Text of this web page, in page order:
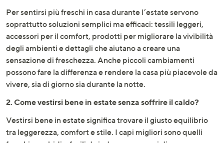
Per sentirsi più freschi in casa durante l’estate servono
soprattutto soluzioni semplici ma efficaci: tessili leggeri,
accessori per il comfort, prodotti per migliorare la vivibilità
degli ambienti e dettagli che aiutano a creare una
sensazione di freschezza. Anche piccoli cambiamenti
possono fare la differenza e rendere la casa più piacevole da
vivere, sia di giorno sia durante la notte.
2. Come vestirsi bene in estate senza soffrire il caldo?
Vestirsi bene in estate significa trovare il giusto equilibrio
tra leggerezza, comfort e stile. I capi migliori sono quelli